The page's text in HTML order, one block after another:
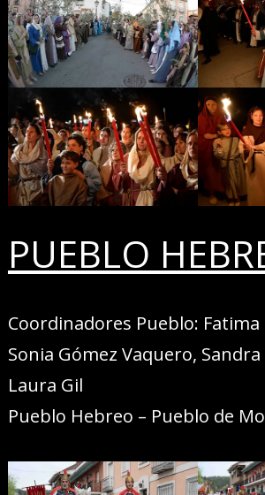
PUEBLO
Coordinadores Pueblo: Fatima
Sonia Gómez Vaquero, Sandra
Laura Gil
Pueblo Hebreo – Pueblo de